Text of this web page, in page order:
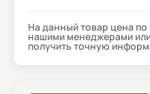
На данный товар цена по
нашими менеджерами
получить точную